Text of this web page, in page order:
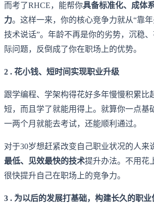
而考了RHCE，能帮你具备标准化、成体
力。这样一来，你的核心竞争力就从“靠
技术说话”。年龄不再是你的劣势，沉稳
际问题，反倒成了你在职场上的优势。
2 . 花小钱、短时间实现职业升级
跟学编程、学架构得花好多年慢慢积累比
短，而且学了就能用得上。就算你一点基
一两个月就能去考试，还能顺利通过。
对于30岁想赶紧改变自己职业状况的人来
最低、见效最快的技术提升办法。不用花
很快提升自己在职场上的竞争力。
3 . 为以后的发展打基础，构建长久的职业